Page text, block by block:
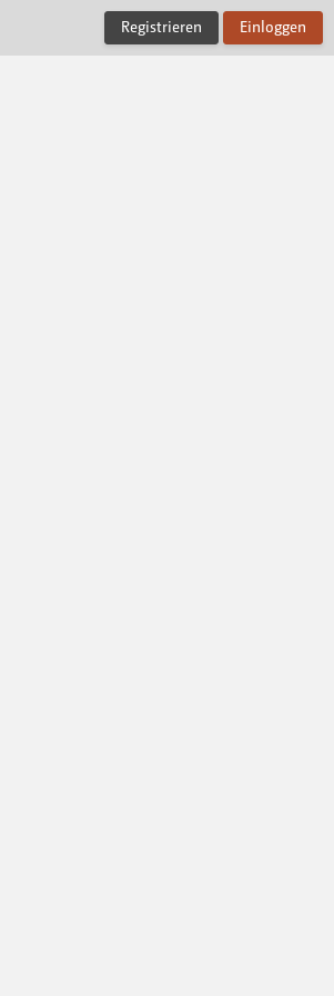
Registrieren Einloggen